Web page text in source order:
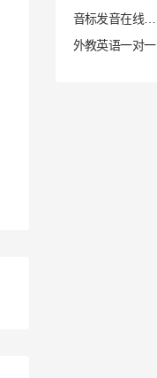
外教英语一对一